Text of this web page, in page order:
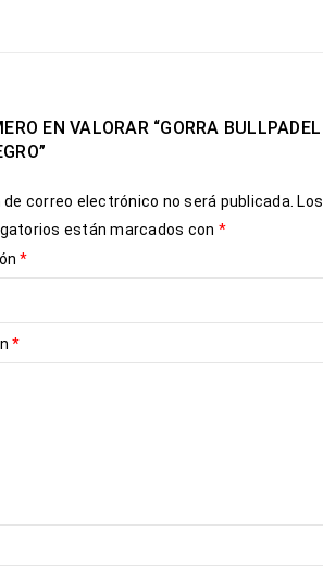
EN VALORAR “GORRA BULLPADEL
correo electrónico no será publicada. Los
están marcados con *
*
*